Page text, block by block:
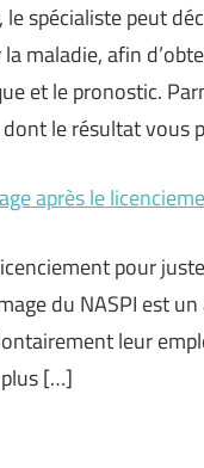
spécialiste peut
maladie, afin
et le pronostic.
dont le résultat vous
après le
pour
du NASPI est
leur
[…]